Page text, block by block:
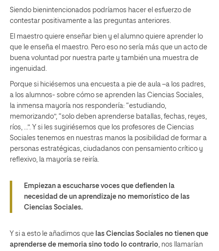
Siendo bienintencionados podríamos hacer el esfuerzo de
contestar positivamente a las preguntas anteriores.
El maestro quiere enseñar bien y el alumno quiere aprender lo
que le enseña el maestro. Pero eso no sería más que un acto de
buena voluntad por nuestra parte y también una muestra de
ingenuidad.
Porque si hiciésemos una encuesta a pie de aula –a los padres,
a los alumnos- sobre cómo se aprenden las Ciencias Sociales,
la inmensa mayoría nos respondería: “estudiando,
memorizando”, “solo deben aprenderse batallas, fechas, reyes,
ríos, …”. Y si les sugiriésemos que los profesores de Ciencias
Sociales tenemos en nuestras manos la posibilidad de formar a
personas estratégicas, ciudadanos con pensamiento crítico y
reflexivo, la mayoría se reiría.
Empiezan a escucharse voces que defienden la
necesidad de un aprendizaje no memorístico de las
Ciencias Sociales.
Y si a esto le añadimos que las Ciencias Sociales no tienen que
aprenderse de memoria sino todo lo contrario, nos llamarían